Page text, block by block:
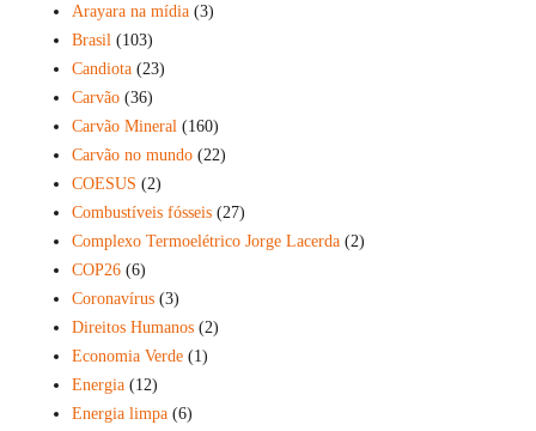
Arayara na mídia (3)
Brasil (103)
Candiota (23)
Carvão (36)
Carvão Mineral (160)
Carvão no mundo (22)
COESUS (2)
Combustíveis fósseis (27)
Complexo Termoelétrico Jorge Lacerda (2)
COP26 (6)
Coronavírus (3)
Direitos Humanos (2)
Economia Verde (1)
Energia (12)
Energia limpa (6)